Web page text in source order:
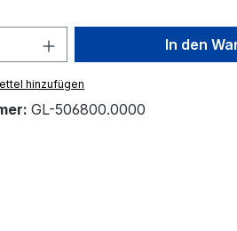
Anzahl: Gib denIn den
hinzufügen
GL-506800.0000